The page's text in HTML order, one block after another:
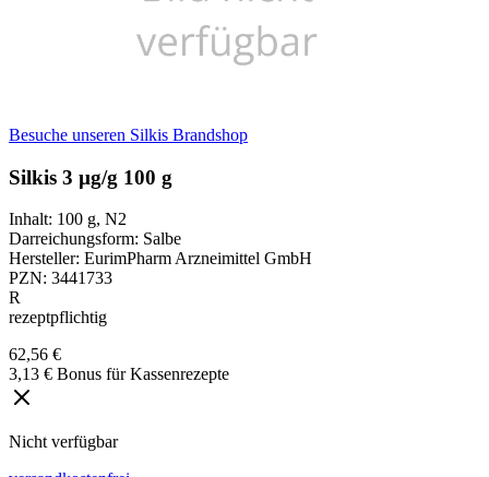
Besuche unseren Silkis Brandshop
Silkis 3 µg/g 100 g
Inhalt: 100 g, N2
Darreichungsform: Salbe
Hersteller: EurimPharm Arzneimittel GmbH
PZN: 3441733
R
rezeptpflichtig
62,56 €
3,13 € Bonus für Kassenrezepte
Nicht verfügbar